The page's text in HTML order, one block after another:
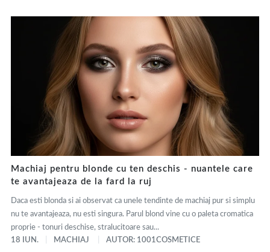
Machiaj pentru blonde cu ten deschis - nuantele care
te avantajeaza de la fard la ruj
Daca esti blonda si ai observat ca unele tendinte de machiaj pur si simplu
nu te avantajeaza, nu esti singura. Parul blond vine cu o paleta cromatica
proprie - tonuri deschise, stralucitoare sau...
18 IUN.
MACHIAJ AUTOR: 1001COSMETICE